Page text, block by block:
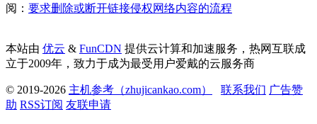
阅： 要求删除或断开链接侵权网络内容的流程
本站由 优云 & FunCDN 提供云计算和加速服务，热网互联成
立于2009年，致力于成为最受用户爱戴的云服务商
© 2019-2026 主机参考（zhujicankao.com） 联系我们 广告赞
助 RSS订阅 友联申请